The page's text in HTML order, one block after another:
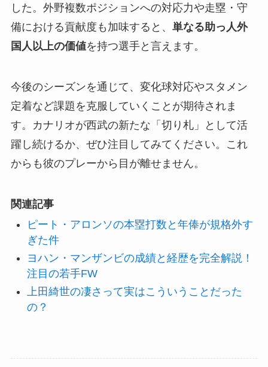
した。外野複数ポジションへの対応力や走塁・守
備における貢献度も加味すると、 単なる助っ人外
国人以上の価値を持つ選手と言えます。
今後のシーズンを通じて、変化球対応やスタメン
定着など課題を克服していくことが期待されま
す。カナリオが西武の新たな「切り札」として活
躍し続けるか、ぜひ注目してみてください。これ
からも彼のプレーから目が離せません。
関連記事
ピート・アロンソの本塁打数と年俸が規格外す
ぎた件
ヨハン・マンザンビの成績と経歴を完全解説！
注目の若手FW
上田綺世の凄さって実はこういうことだった
の？